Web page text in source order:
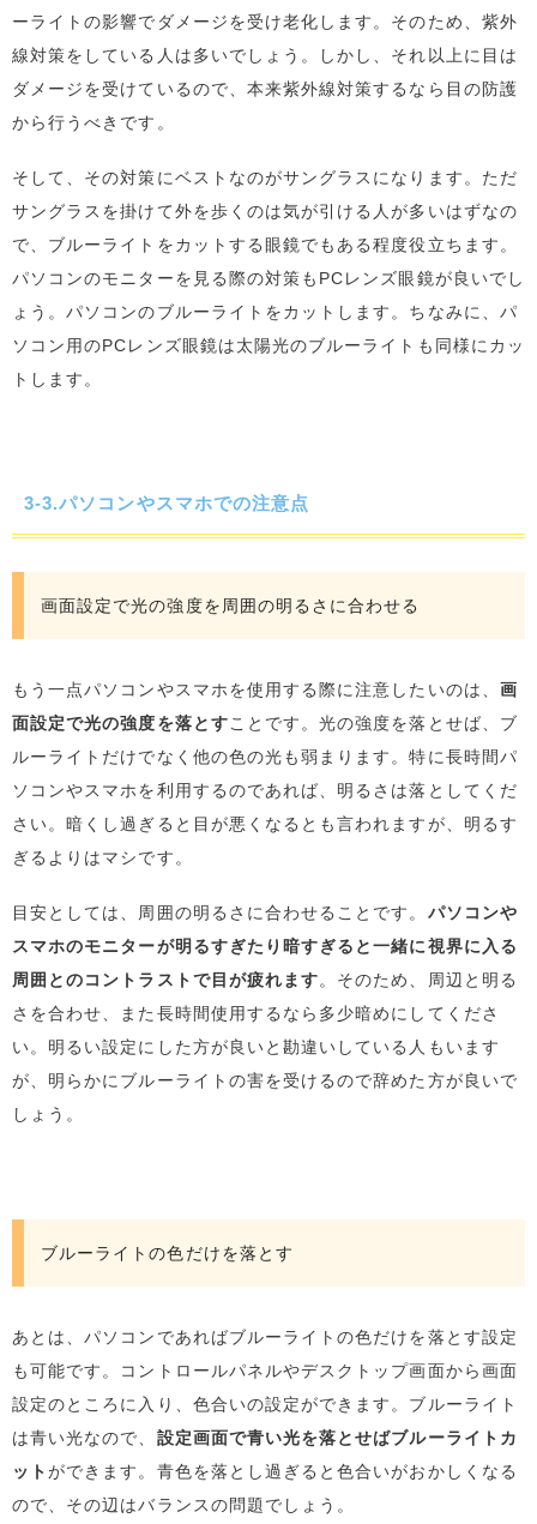
ーライトの影響でダメージを受け老化します。そのため、紫外
線対策をしている人は多いでしょう。しかし、それ以上に目は
ダメージを受けているので、本来紫外線対策するなら目の防護
から行うべきです。
そして、その対策にベストなのがサングラスになります。ただ
サングラスを掛けて外を歩くのは気が引ける人が多いはずなの
で、ブルーライトをカットする眼鏡でもある程度役立ちます。
パソコンのモニターを見る際の対策もPCレンズ眼鏡が良いでし
ょう。パソコンのブルーライトをカットします。ちなみに、パ
ソコン用のPCレンズ眼鏡は太陽光のブルーライトも同様にカッ
トします。
3-3.パソコンやスマホでの注意点
画面設定で光の強度を周囲の明るさに合わせる
もう一点パソコンやスマホを使用する際に注意したいのは、 画
面設定で光の強度を落とすことです。光の強度を落とせば、ブ
ルーライトだけでなく他の色の光も弱まります。特に長時間パ
ソコンやスマホを利用するのであれば、明るさは落としてくだ
さい。暗くし過ぎると目が悪くなるとも言われますが、明るす
ぎるよりはマシです。
目安としては、周囲の明るさに合わせることです。 パソコンや
スマホのモニターが明るすぎたり暗すぎると一緒に視界に入る
周囲とのコントラストで目が疲れます。そのため、周辺と明る
さを合わせ、また長時間使用するなら多少暗めにしてくださ
い。明るい設定にした方が良いと勘違いしている人もいます
が、明らかにブルーライトの害を受けるので辞めた方が良いで
しょう。
ブルーライトの色だけを落とす
あとは、パソコンであればブルーライトの色だけを落とす設定
も可能です。コントロールパネルやデスクトップ画面から画面
設定のところに入り、色合いの設定ができます。ブルーライト
は青い光なので、 設定画面で青い光を落とせばブルーライトカ
ットができます。青色を落とし過ぎると色合いがおかしくなる
ので、その辺はバランスの問題でしょう。